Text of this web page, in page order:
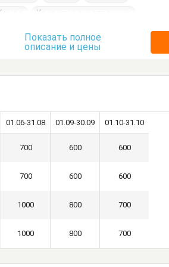
Кровати односпальные
Показать полное
описание и цены
01.06-31.08 01.09-30.09 01.10-31.10
700 600 600
700 600 600
1000 800 700
1000 800 700